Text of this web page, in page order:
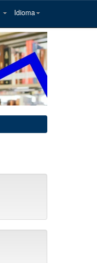
Idioma